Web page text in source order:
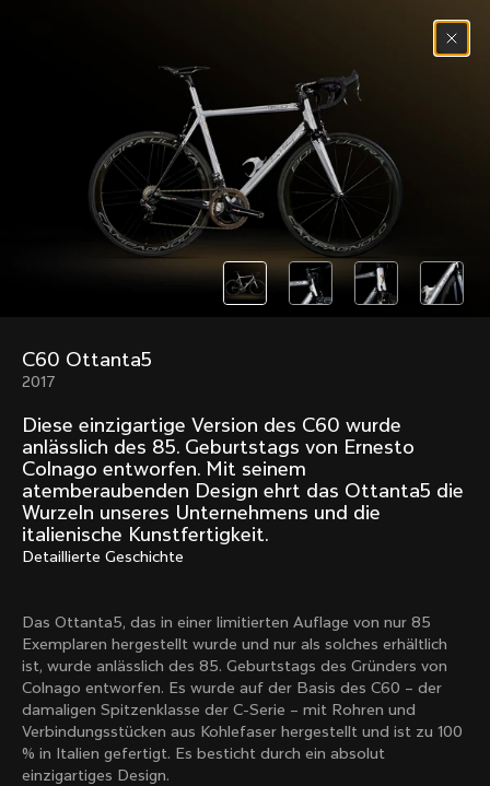
(0)
Past models that made history.
Overview over every bike produced by Colnago in
chronological order.
Freccia
1954
Mexico
1972
Mexico Oro
1979
Mexico TT
1980
Master
1983
Arabesque
Master Krono
1984
Master Pista Equilateral
1985
Mehr laden
C60 Ottanta5
2017
Diese einzigartige Version des C60 wurde
anlässlich des 85. Geburtstags von Ernesto
Colnago entworfen. Mit seinem
atemberaubenden Design ehrt das Ottanta5 die
Wurzeln unseres Unternehmens und die
italienische Kunstfertigkeit.
Detaillierte Geschichte
Das Ottanta5, das in einer limitierten Auflage von nur 85
Exemplaren hergestellt wurde und nur als solches erhältlich
ist, wurde anlässlich des 85. Geburtstags des Gründers von
Colnago entworfen. Es wurde auf der Basis des C60 – der
damaligen Spitzenklasse der C-Serie – mit Rohren und
Verbindungsstücken aus Kohlefaser hergestellt und ist zu 100
% in Italien gefertigt. Es besticht durch ein absolut
einzigartiges Design.